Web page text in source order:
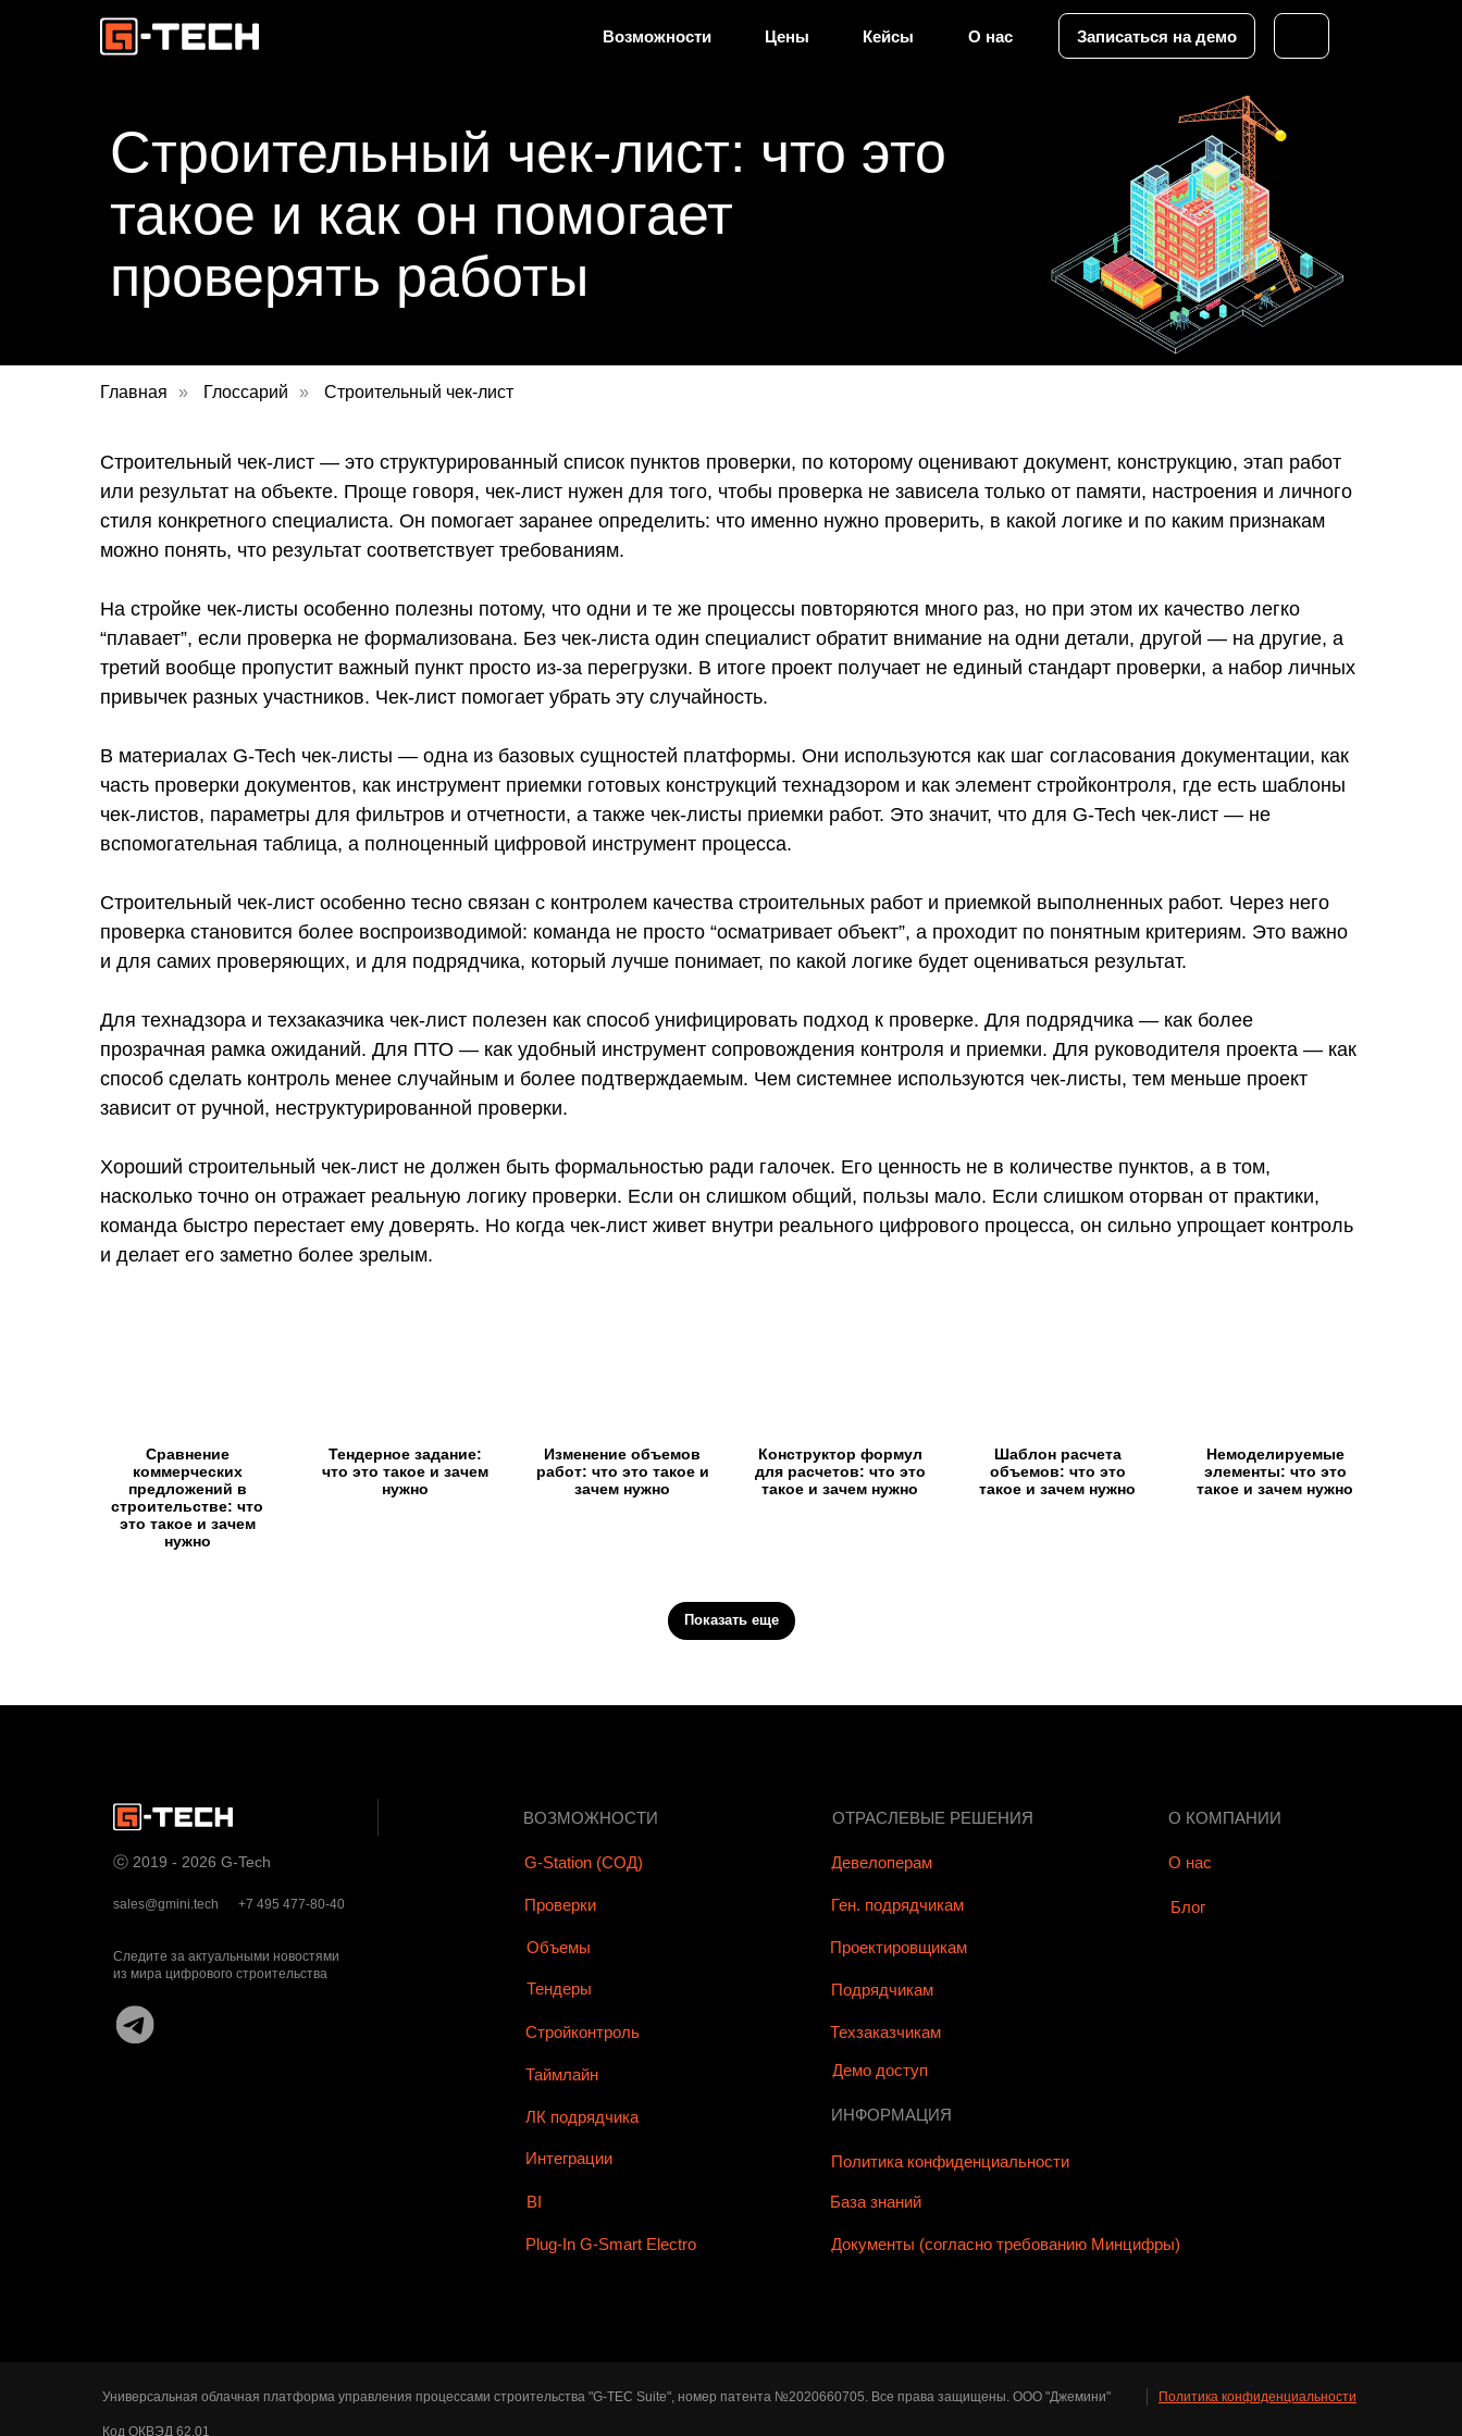
Строительный чек-лист: что это
такое и как он помогает
проверять работы
Записаться на демо
Кейсы О нас
Возможности Цены
Главная » Глоссарий » Строительный чек-лист
Строительный чек-лист — это структурированный список пунктов проверки, по которому оценивают документ, конструкцию, этап работ
или результат на объекте. Проще говоря, чек-лист нужен для того, чтобы проверка не зависела только от памяти, настроения и личного
стиля конкретного специалиста. Он помогает заранее определить: что именно нужно проверить, в какой логике и по каким признакам
можно понять, что результат соответствует требованиям.
На стройке чек-листы особенно полезны потому, что одни и те же процессы повторяются много раз, но при этом их качество легко
“плавает”, если проверка не формализована. Без чек-листа один специалист обратит внимание на одни детали, другой — на другие, а
третий вообще пропустит важный пункт просто из-за перегрузки. В итоге проект получает не единый стандарт проверки, а набор личных
привычек разных участников. Чек-лист помогает убрать эту случайность.
В материалах G-Tech чек-листы — одна из базовых сущностей платформы. Они используются как шаг согласования документации, как
часть проверки документов, как инструмент приемки готовых конструкций технадзором и как элемент стройконтроля, где есть шаблоны
чек-листов, параметры для фильтров и отчетности, а также чек-листы приемки работ. Это значит, что для G-Tech чек-лист — не
вспомогательная таблица, а полноценный цифровой инструмент процесса.
Строительный чек-лист особенно тесно связан с контролем качества строительных работ и приемкой выполненных работ. Через него
проверка становится более воспроизводимой: команда не просто “осматривает объект”, а проходит по понятным критериям. Это важно
и для самих проверяющих, и для подрядчика, который лучше понимает, по какой логике будет оцениваться результат.
Для технадзора и техзаказчика чек-лист полезен как способ унифицировать подход к проверке. Для подрядчика — как более
прозрачная рамка ожиданий. Для ПТО — как удобный инструмент сопровождения контроля и приемки. Для руководителя проекта — как
способ сделать контроль менее случайным и более подтверждаемым. Чем системнее используются чек-листы, тем меньше проект
зависит от ручной, неструктурированной проверки.
Хороший строительный чек-лист не должен быть формальностью ради галочек. Его ценность не в количестве пунктов, а в том,
насколько точно он отражает реальную логику проверки. Если он слишком общий, пользы мало. Если слишком оторван от практики,
команда быстро перестает ему доверять. Но когда чек-лист живет внутри реального цифрового процесса, он сильно упрощает контроль
и делает его заметно более зрелым.
Сравнение
коммерческих
предложений в
строительстве: что
это такое и зачем
нужно
Тендерное задание:
что это такое и зачем
нужно
Изменение объемов
работ: что это такое и
зачем нужно
Конструктор формул
для расчетов: что это
такое и зачем нужно
Шаблон расчета
объемов: что это
такое и зачем нужно
Немоделируемые
элементы: что это
такое и зачем нужно
Показать еще
Девелоперам
Ген. подрядчикам
Проектировщикам
Подрядчикам
Демо доступ
Политика конфиденциальности
База знаний
Документы (согласно требованию Минцифры)
ИНФОРМАЦИЯ
Техзаказчикам
О нас
Блог
ОТРАСЛЕВЫЕ РЕШЕНИЯ
ⓒ 2019 - 2026 G-Tech
sales@gmini.tech +7 495 477-80-40
Следите за актуальными новостями
из мира цифрового строительства
О КОМПАНИИ
G-Station (СОД)
Проверки
Объемы
Тендеры
Стройконтроль
Таймлайн
ЛК подрядчика
ВОЗМОЖНОСТИ
Интеграции
BI
Plug-In G-Smart Electro
Универсальная облачная платформа управления процессами строительства "G-TEC Suite", номер патента №2020660705. Все права защищены. ООО "Джемини"
Код ОКВЭД 62.01
Политика конфиденциальности